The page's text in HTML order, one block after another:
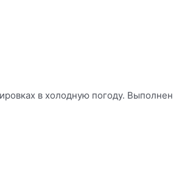
в холодную погоду. Выполнен